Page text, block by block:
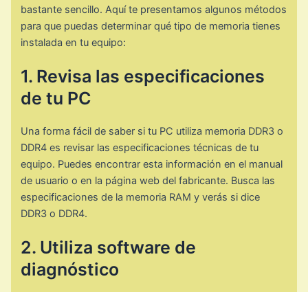
bastante sencillo. Aquí te presentamos algunos métodos
para que puedas determinar qué tipo de memoria tienes
instalada en tu equipo:
1. Revisa las especificaciones
de tu PC
Una forma fácil de saber si tu PC utiliza memoria DDR3 o
DDR4 es revisar las especificaciones técnicas de tu
equipo. Puedes encontrar esta información en el manual
de usuario o en la página web del fabricante. Busca las
especificaciones de la memoria RAM y verás si dice
DDR3 o DDR4.
2. Utiliza software de
diagnóstico